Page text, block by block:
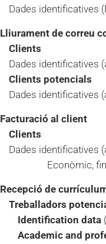
Dades identificatives
Lliurament de correu
Clients
Dades identificatives
Clients potencials
Dades identificatives
Facturació al client
Clients
Dades identificatives
Econòmic,
Recepció de
Treballadors
Identification data
Academic and